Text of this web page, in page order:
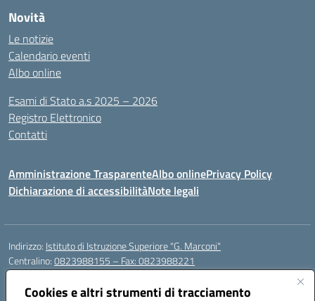
Cookies e altri strumenti di tracciamento
Novità
Le notizie
Calendario eventi
Albo online
Esami di Stato a.s 2025 – 2026
Registro Elettronico
Contatti
Amministrazione TrasparenteAlbo onlinePrivacy Policy
Dichiarazione di accessibilitàNote legali
Indirizzo: Istituto di Istruzione Superiore "G. Marconi"
Centralino:0823988155 – Fax: 0823988221
Email:
Posta elettronica certificata (PEC):ceis006006@pec.istruzione.it